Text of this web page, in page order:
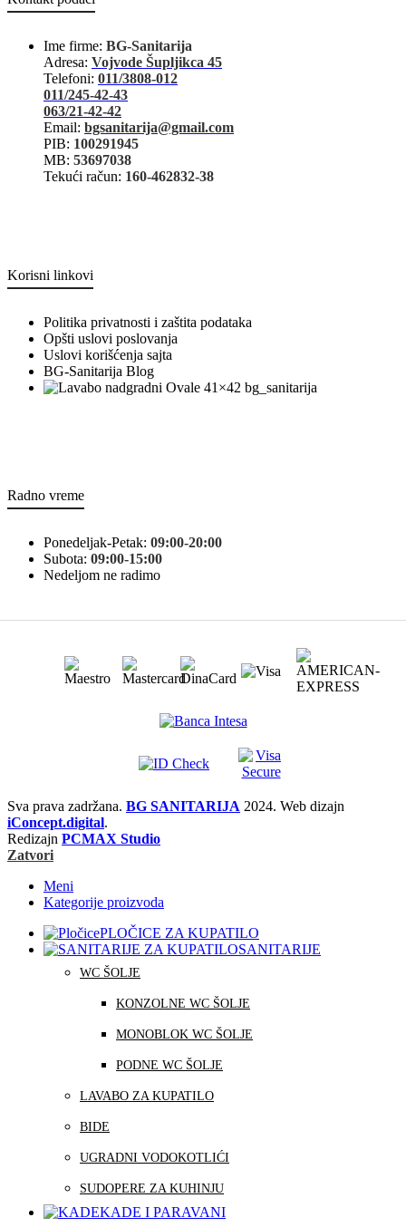
Ime firme: BG-Sanitarija
Adresa: Vojvode Šupljikca 45
Telefoni: 011/3808-012
011/245-42-43
063/21-42-42
Email: bgsanitarija@gmail.com
PIB: 100291945
MB: 53697038
Tekući račun: 160-462832-38
Korisni linkovi
Politika privatnosti i zaštita podataka
Opšti uslovi poslovanja
Uslovi korišćenja sajta
BG-Sanitarija Blog
bg_sanitarija
Radno vreme
Ponedeljak-Petak: 09:00-20:00
Subota: 09:00-15:00
Nedeljom ne radimo
Sva prava zadržana. BG SANITARIJA 2024. Web dizajn
iConcept.digital.
Redizajn PCMAX Studio
Zatvori
Meni
Kategorije proizvoda
PLOČICE ZA KUPATILO
SANITARIJE
WC ŠOLJE
KONZOLNE WC ŠOLJE
MONOBLOK WC ŠOLJE
PODNE WC ŠOLJE
LAVABO ZA KUPATILO
BIDE
UGRADNI VODOKOTLIĆI
SUDOPERE ZA KUHINJU
KADE I PARAVANI